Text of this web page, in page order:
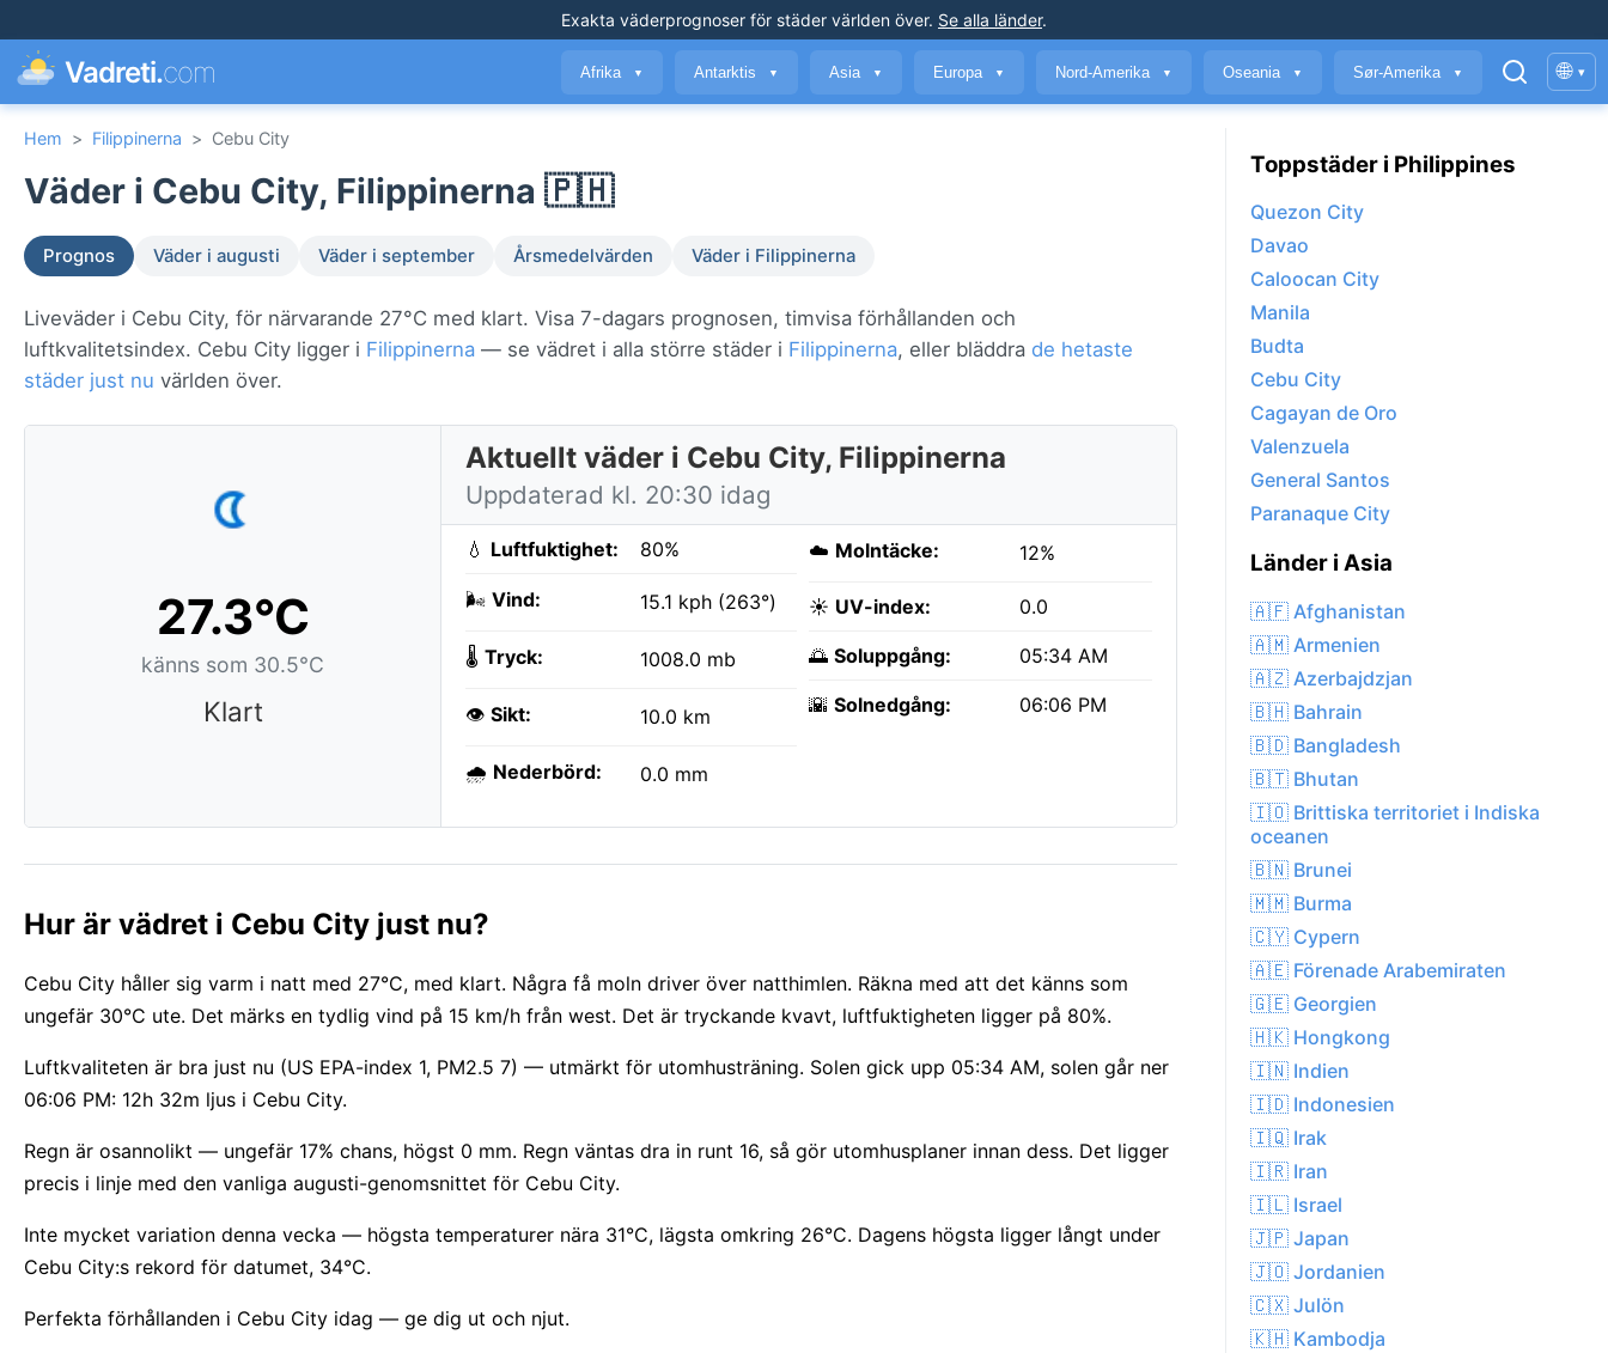
Exakta väderprognoser för städer världen över. Se alla länder.
Vadreti.com Afrika ▼ Antarktis ▼ Asia ▼ Europa ▼ Nord-Amerika ▼ Oseania ▼ Sør-Amerika ▼ 🌐 ▾
Hem > Filippinerna > Cebu City
Väder i Cebu City, Filippinerna 🇵🇭
Prognos Väder i augusti Väder i september Årsmedelvärden Väder i Filippinerna
Liveväder i Cebu City, för närvarande 27°C med klart. Visa 7-dagars prognosen, timvisa förhållanden och
luftkvalitetsindex. Cebu City ligger i Filippinerna — se vädret i alla större städer i Filippinerna, eller bläddra de hetaste
städer just nu världen över.
27.3°C
känns som 30.5°C
Klart
Aktuellt väder i Cebu City, Filippinerna
Uppdaterad kl. 20:30 idag
💧 Luftfuktighet: 80%
🌬️ Vind: 15.1 kph (263°)
🌡️ Tryck: 1008.0 mb
👁️ Sikt: 10.0 km
🌧️ Nederbörd: 0.0 mm
☁️ Molntäcke: 12%
☀️ UV-index: 0.0
🌅 Soluppgång: 05:34 AM
🌇 Solnedgång: 06:06 PM
Hur är vädret i Cebu City just nu?
Cebu City håller sig varm i natt med 27°C, med klart. Några få moln driver över natthimlen. Räkna med att det känns som
ungefär 30°C ute. Det märks en tydlig vind på 15 km/h från west. Det är tryckande kvavt, luftfuktigheten ligger på 80%.
Luftkvaliteten är bra just nu (US EPA-index 1, PM2.5 7) — utmärkt för utomhusträning. Solen gick upp 05:34 AM, solen går ner
06:06 PM: 12h 32m ljus i Cebu City.
Regn är osannolikt — ungefär 17% chans, högst 0 mm. Regn väntas dra in runt 16, så gör utomhusplaner innan dess. Det ligger
precis i linje med den vanliga augusti-genomsnittet för Cebu City.
Inte mycket variation denna vecka — högsta temperaturer nära 31°C, lägsta omkring 26°C. Dagens högsta ligger långt under
Cebu City:s rekord för datumet, 34°C.
Perfekta förhållanden i Cebu City idag — ge dig ut och njut.
Toppstäder i Philippines
Quezon City
Davao
Caloocan City
Manila
Budta
Cebu City
Cagayan de Oro
Valenzuela
General Santos
Paranaque City
Länder i Asia
🇦🇫 Afghanistan
🇦🇲 Armenien
🇦🇿 Azerbajdzjan
🇧🇭 Bahrain
🇧🇩 Bangladesh
🇧🇹 Bhutan
🇮🇴 Brittiska territoriet i Indiska
oceanen
🇧🇳 Brunei
🇲🇲 Burma
🇨🇾 Cypern
🇦🇪 Förenade Arabemiraten
🇬🇪 Georgien
🇭🇰 Hongkong
🇮🇳 Indien
🇮🇩 Indonesien
🇮🇶 Irak
🇮🇷 Iran
🇮🇱 Israel
🇯🇵 Japan
🇯🇴 Jordanien
🇨🇽 Julön
🇰🇭 Kambodja